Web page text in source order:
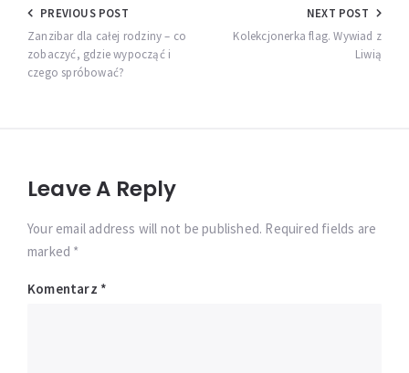
Nawigacja
wpisu
PREVIOUS POST
Zanzibar dla całej rodziny – co
zobaczyć, gdzie wypocząć i
czego spróbować?
NEXT POST
Kolekcjonerka flag. Wywiad z
Liwią
Leave A Reply
Your email address will not be published. Required fields are
marked *
Komentarz *